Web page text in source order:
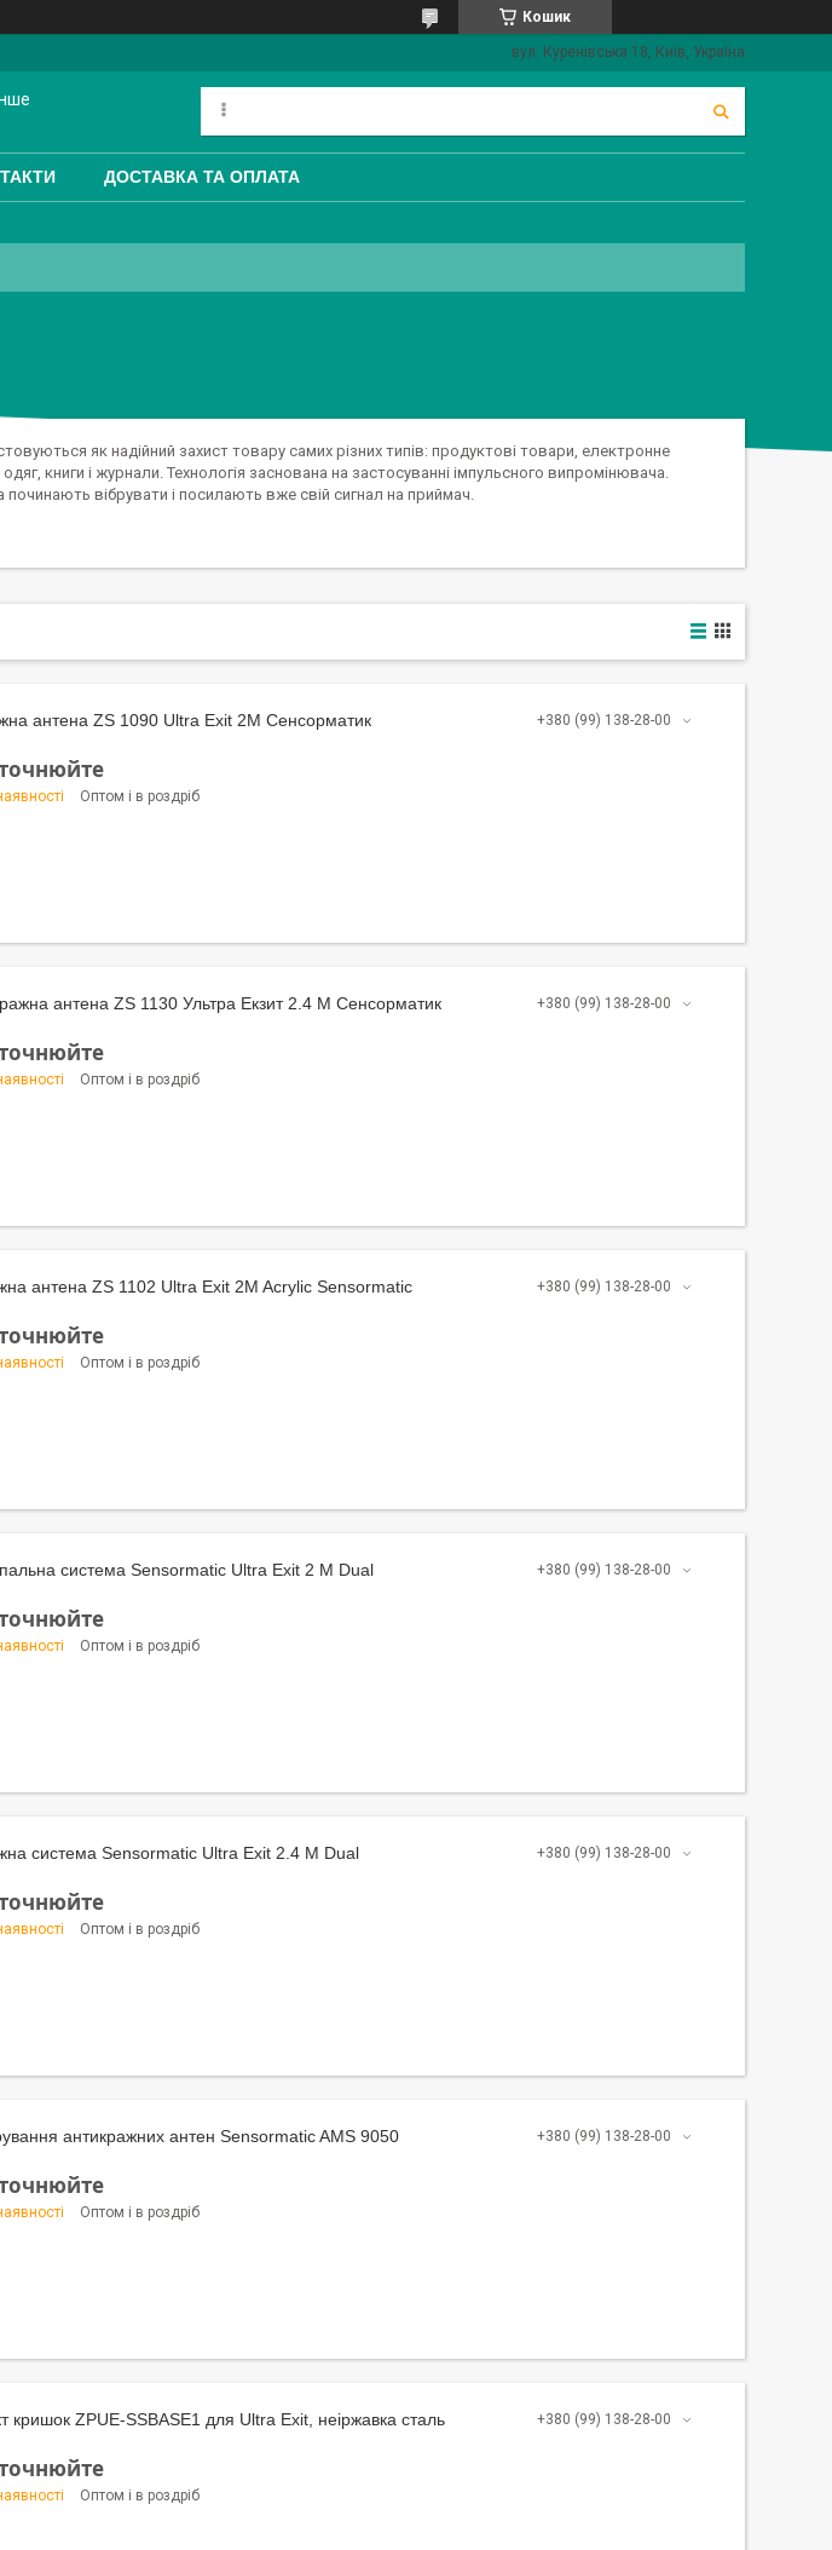
Кошик
вул. Куренівська 18, Київ, Україна
ДОСТАВКА ТА ОПЛАТА
як надійний захист товару самих різних типів: продуктові товари, електронне
книги і журнали. Технологія заснована на застосуванні імпульсного випромінювача.
починають вібрувати і посилають вже свій сигнал на приймач.
+380 (99) 138-28-00
антена ZS 1090 Ultra Exit 2M Сенсорматик
Оптом і в роздріб
+380 (99) 138-28-00
антена ZS 1130 Ультра Екзит 2.4 M Сенсорматик
Оптом і в роздріб
+380 (99) 138-28-00
антена ZS 1102 Ultra Exit 2M Acrylic Sensormatic
Оптом і в роздріб
+380 (99) 138-28-00
система Sensormatic Ultra Exit 2 M Dual
Оптом і в роздріб
+380 (99) 138-28-00
система Sensormatic Ultra Exit 2.4 M Dual
Оптом і в роздріб
+380 (99) 138-28-00
антикражних антен Sensormatic AMS 9050
Оптом і в роздріб
+380 (99) 138-28-00
кришок ZPUE-SSBASE1 для Ultra Exit, неіржавка сталь
Оптом і в роздріб